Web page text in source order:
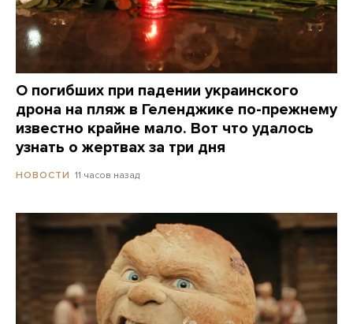
О погибших при падении украинского
дрона на пляж в Геленджике по-прежнему
известно крайне мало. Вот что удалось
узнать о жертвах за три дня
НОВОСТИ 11 часов назад